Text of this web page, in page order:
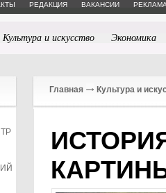
РЕДАКЦИЯ ВАКАНСИИ
Культура и искусство Экономика
Главная Культура и